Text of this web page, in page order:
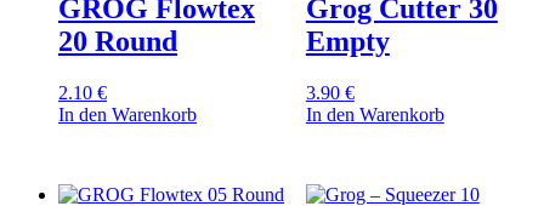
GROG Flowtex
20 Round
2.10 €
In den Warenkorb
Grog Cutter 30
Empty
3.90 €
In den Warenkorb